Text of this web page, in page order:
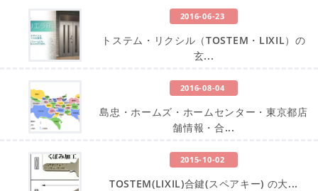
2016-06-23
トステム・リクシル（TOSTEM・LIXIL）の
玄...
2016-08-04
島忠・ホームズ・ホームセンター・東京都店
舗情報・合...
2015-10-02
TOSTEM(LIXIL)合鍵(スペアキー) の大...